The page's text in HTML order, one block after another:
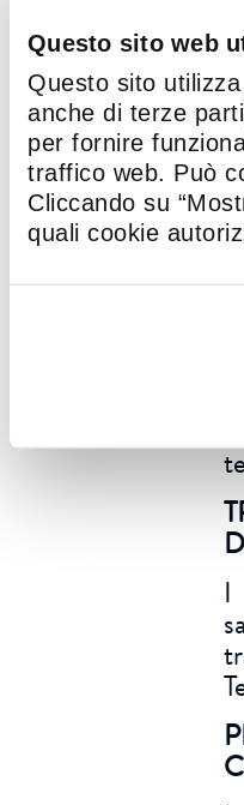
Questo sito web
Questo sito
anche di terze
per fornire
traffico web. Può
Cliccando su
quali cookie
I